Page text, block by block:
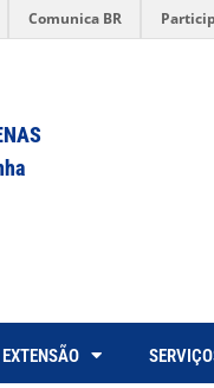
Comunica BR
EXTENSÃO